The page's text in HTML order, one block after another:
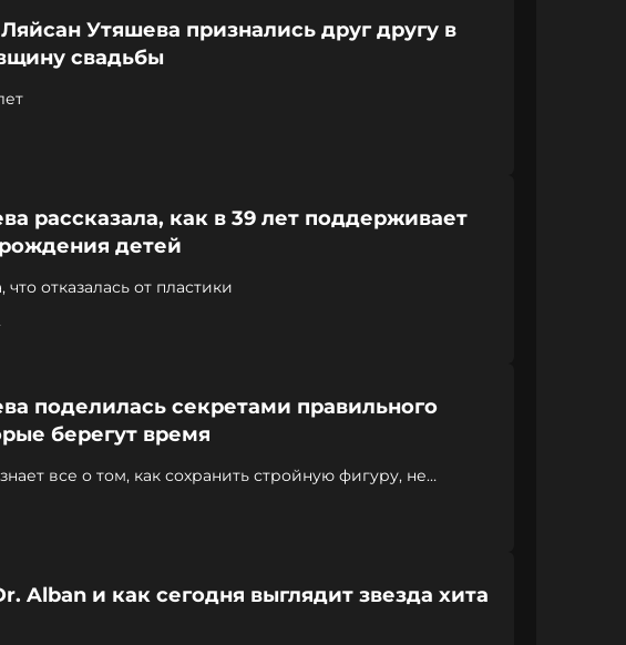
Утяшева признались друг другу в
свадьбы
рассказала, как в 39 лет поддерживает
детей
что отказалась от пластики
поделилась секретами правильного
берегут время
все о том, как сохранить стройную фигуру, не
Alban и как сегодня выглядит звезда хита